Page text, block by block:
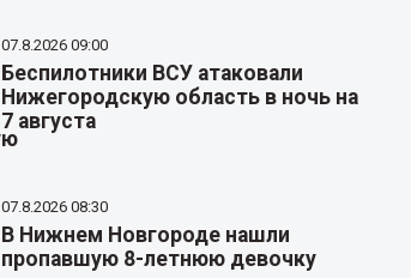
07.8.2026 09:00
Беспилотники ВСУ атаковали
Нижегородскую область в ночь на
7 августа
07.8.2026 08:30
В Нижнем Новгороде нашли
пропавшую 8-летнюю девочку